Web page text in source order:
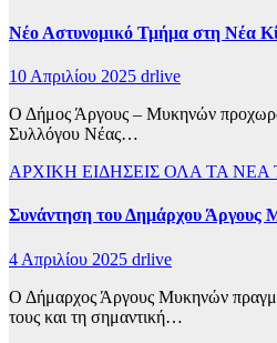
Νέο Αστυνομικό Τμήμα στη Νέα
10 Απριλίου 2025 drlive
Ο Δήμος Άργους – Μυκηνών προχωρά
Συλλόγου Νέας…
ΑΡΧΙΚΗ ΕΙΔΗΣΕΙΣ ΟΛΑ ΤΑ ΝΕΑ
Συνάντηση του Δημάρχου
4 Απριλίου 2025 drlive
Ο Δήμαρχος Άργους Μυκηνών
τους και τη σημαντική…